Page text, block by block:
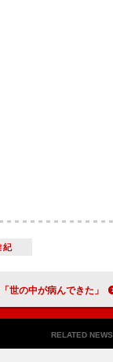
紀
ール瀧、連続受賞に「世の中が病んできた」
RELATED NEWS